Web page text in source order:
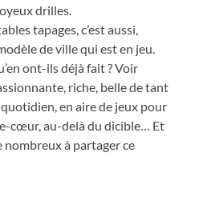
drilles.
tapages, c’est aussi,
de ville qui est en jeu.
ont-ils déjà fait ? Voir
riche, belle de tant
en aire de jeux pour
cœur, au-delà du dicible… Et
nombreux à partager ce